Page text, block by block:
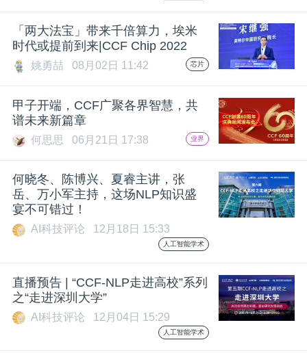
题
搞
「两大法宝」带来千倍算力，埃米
时代或提前到来|CCF Chip 2022
姚勇喆 08月02日 11:42 芯片
甲子开端，CCF广聚各界智慧，共
谱未来新篇章
何思思 06月21日 17:38 业界
何晓冬、陈博兴、夏睿主讲，张
岳、万小军主持，这场NLP知识盛
宴不可错过！
AI科技评论 12月18日 15:33
人工智能学术
直播预告 | “CCF-NLP走进高校”系列
之“走进深圳大学”
AI科技评论 12月04日 15:29
人工智能学术